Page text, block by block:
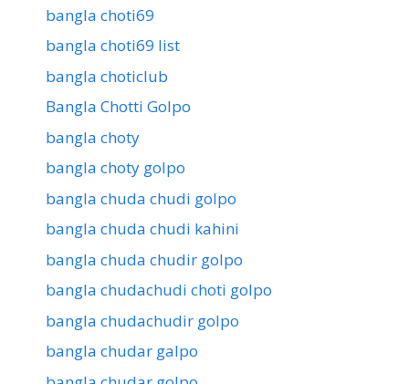
bangla choti69
bangla choti69 list
bangla choticlub
Bangla Chotti Golpo
bangla choty
bangla choty golpo
bangla chuda chudi golpo
bangla chuda chudi kahini
bangla chuda chudir golpo
bangla chudachudi choti golpo
bangla chudachudir golpo
bangla chudar galpo